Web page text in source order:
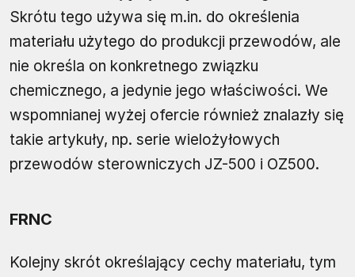
Skrótu tego używa się m.in. do określenia
materiału użytego do produkcji przewodów, ale
nie określa on konkretnego związku
chemicznego, a jedynie jego właściwości. We
wspomnianej wyżej ofercie również znalazły się
takie artykuły, np. serie wielożyłowych
przewodów sterowniczych JZ-500 i OZ500.
FRNC
Kolejny skrót określający cechy materiału, tym